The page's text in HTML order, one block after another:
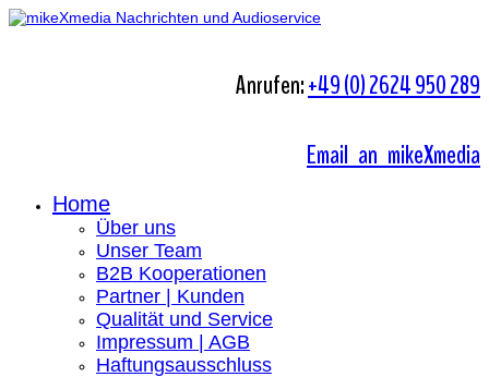
Anrufen:+49 (0) 2624 950 289
Email an mikeXmedia
Home
Über uns
Unser Team
B2B Kooperationen
Partner | Kunden
Qualität und Service
Impressum | AGB
Haftungsausschluss